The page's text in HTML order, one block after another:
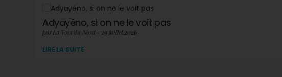
Adyayéno, si on ne le voit pas
par La Voix du Nord - 29 juillet 2026
LIRE LA SUITE